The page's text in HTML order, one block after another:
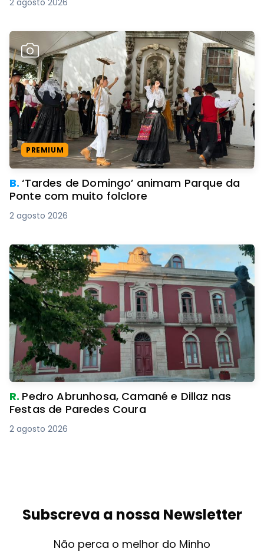
2 agosto 2026
PREMIUM
B.‘Tardes de Domingo’ animam Parque da
Ponte com muito folclore
2 agosto 2026
R. Pedro Abrunhosa, Camané e Dillaz nas
Festas de Paredes Coura
2 agosto 2026
Subscreva a nossa Newsletter
Não perca o melhor do Minho